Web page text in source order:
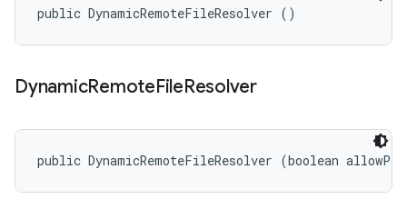
public DynamicRemoteFileResolver ()
DynamicRemoteFileResolver
public DynamicRemoteFileResolver (boolean